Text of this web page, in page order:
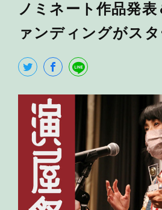
ノミネート作品発
ァンディングがスタ